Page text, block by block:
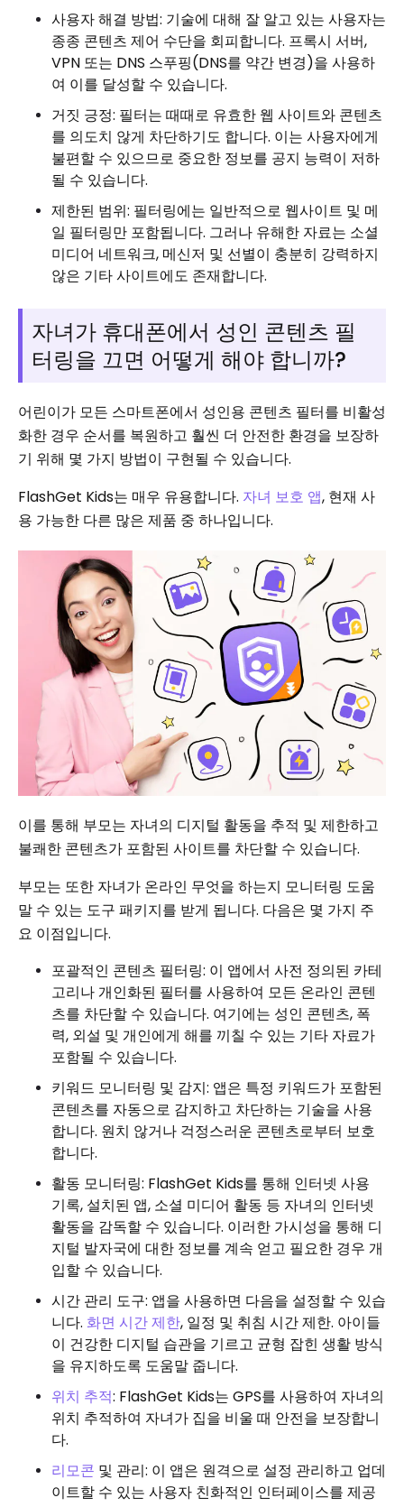
사용자 해결 방법: 기술에 대해 잘 알고 있는 사용자는
종종 콘텐츠 제어 수단을 회피합니다. 프록시 서버,
VPN 또는 DNS 스푸핑(DNS를 약간 변경)을 사용하
여 이를 달성할 수 있습니다.
거짓 긍정: 필터는 때때로 유효한 웹 사이트와 콘텐츠
를 의도치 않게 차단하기도 합니다. 이는 사용자에게
불편할 수 있으므로 중요한 정보를 공지 능력이 저하
될 수 있습니다.
제한된 범위: 필터링에는 일반적으로 웹사이트 및 메
일 필터링만 포함됩니다. 그러나 유해한 자료는 소셜
미디어 네트워크, 메신저 및 선별이 충분히 강력하지
않은 기타 사이트에도 존재합니다.
자녀가 휴대폰에서 성인 콘텐츠 필
터링을 끄면 어떻게 해야 합니까?
어린이가 모든 스마트폰에서 성인용 콘텐츠 필터를 비활성
화한 경우 순서를 복원하고 훨씬 더 안전한 환경을 보장하
기 위해 몇 가지 방법이 구현될 수 있습니다.
FlashGet Kids는 매우 유용합니다. 자녀 보호 앱, 현재 사
용 가능한 다른 많은 제품 중 하나입니다.
이를 통해 부모는 자녀의 디지털 활동을 추적 및 제한하고
불쾌한 콘텐츠가 포함된 사이트를 차단할 수 있습니다.
부모는 또한 자녀가 온라인 무엇을 하는지 모니터링 도움
말 수 있는 도구 패키지를 받게 됩니다. 다음은 몇 가지 주
요 이점입니다.
포괄적인 콘텐츠 필터링: 이 앱에서 사전 정의된 카테
고리나 개인화된 필터를 사용하여 모든 온라인 콘텐
츠를 차단할 수 있습니다. 여기에는 성인 콘텐츠, 폭
력, 외설 및 개인에게 해를 끼칠 수 있는 기타 자료가
포함될 수 있습니다.
키워드 모니터링 및 감지: 앱은 특정 키워드가 포함된
콘텐츠를 자동으로 감지하고 차단하는 기술을 사용
합니다. 원치 않거나 걱정스러운 콘텐츠로부터 보호
합니다.
활동 모니터링: FlashGet Kids를 통해 인터넷 사용
기록, 설치된 앱, 소셜 미디어 활동 등 자녀의 인터넷
활동을 감독할 수 있습니다. 이러한 가시성을 통해 디
지털 발자국에 대한 정보를 계속 얻고 필요한 경우 개
입할 수 있습니다.
시간 관리 도구: 앱을 사용하면 다음을 설정할 수 있습
니다. 화면 시간 제한, 일정 및 취침 시간 제한. 아이들
이 건강한 디지털 습관을 기르고 균형 잡힌 생활 방식
을 유지하도록 도움말 줍니다.
위치 추적: FlashGet Kids는 GPS를 사용하여 자녀의
위치 ​​추적하여 자녀가 집을 비울 때 안전을 보장합니
다.
리모콘 및 관리: 이 앱은 원격으로 설정 관리하고 업데
이트할 수 있는 사용자 친화적인 인터페이스를 제공